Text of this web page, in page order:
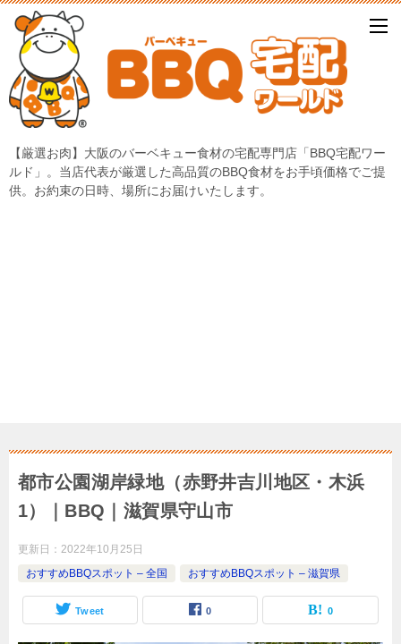
【厳選お肉】大阪のバーベキュー食材の宅配専門店「BBQ宅配ワー
ルド」。当店代表が厳選した高品質のBBQ食材をお手頃価格でご提
供。お約束の日時、場所にお届けいたします。
都市公園湖岸緑地（赤野井吉川地区・木浜
1）｜BBQ｜滋賀県守山市
更新日： 2022年10月25日
おすすめBBQスポット – 全国
おすすめBBQスポット – 滋賀県
Tweet 0 0